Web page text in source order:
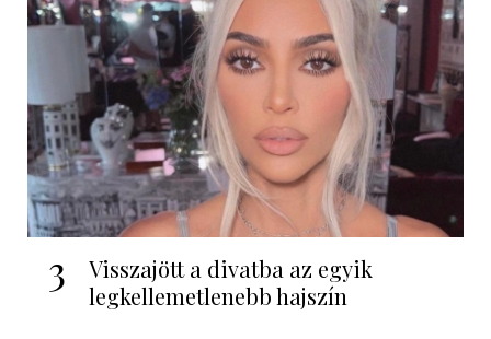
3
Visszajött a divatba az egyik
legkellemetlenebb hajszín